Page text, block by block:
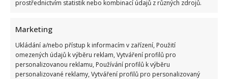
prostřednictvím statistik nebo kombinací údajů z různých zdrojů.
Marketing
Ukládání a/nebo přístup k informacím v zařízení, Použití
omezených údajů k výběru reklam, Vytváření profilů pro
personalizovanou reklamu, Používání profilů k výběru
personalizované reklamy, Vytváření profilů pro personalizovaný